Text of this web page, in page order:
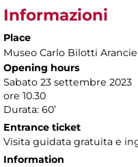
Informazioni
Place
Museo Carlo Bilotti
Opening hours
Sabato 23 settembre 2023
ore 10.30
Durata: 60’
Entrance ticket
Visita guidata gratuita e
Information